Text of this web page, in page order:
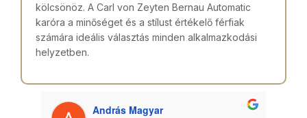
kölcsönöz. A Carl von Zeyten Bernau Automatic
karóra a minőséget és a stílust értékelő férfiak
számára ideális választás minden alkalmazkodási
helyzetben.
András Magyar